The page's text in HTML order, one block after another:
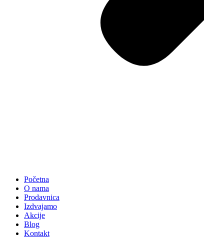
Početna
O nama
Prodavnica
Izdvajamo
Akcije
Blog
Kontakt